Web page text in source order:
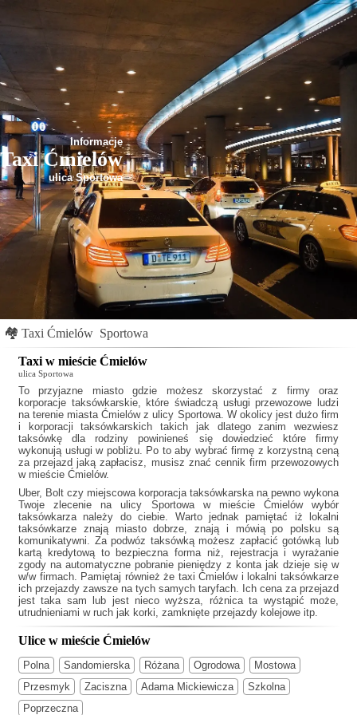
Informacje
Taxi Ćmielów
ulica Sportowa
🏘 Taxi Ćmielów Sportowa
Taxi w mieście Ćmielów
ulica Sportowa
To przyjazne miasto gdzie możesz skorzystać z firmy oraz
korporacje taksówkarskie, które świadczą usługi przewozowe ludzi
na terenie miasta Ćmielów z ulicy Sportowa. W okolicy jest dużo firm
i korporacji taksówkarskich takich jak dlatego zanim wezwiesz
taksówkę dla rodziny powinieneś się dowiedzieć które firmy
wykonują usługi w pobliżu. Po to aby wybrać firmę z korzystną ceną
za przejazd jaką zapłacisz, musisz znać cennik firm przewozowych
w mieście Ćmielów.
Uber, Bolt czy miejscowa korporacja taksówkarska na pewno wykona
Twoje zlecenie na ulicy Sportowa w mieście Ćmielów wybór
taksówkarza należy do ciebie. Warto jednak pamiętać iż lokalni
taksówkarze znają miasto dobrze, znają i mówią po polsku są
komunikatywni. Za podwóz taksówką możesz zapłacić gotówką lub
kartą kredytową to bezpieczna forma niż, rejestracja i wyrażanie
zgody na automatyczne pobranie pieniędzy z konta jak dzieje się w
w/w firmach. Pamiętaj również że taxi Ćmielówi lokalni taksówkarze
ich przejazdy zawsze na tych samych taryfach. Ich cena za przejazd
jest taka sam lub jest nieco wyższa, różnica ta wystąpić może,
utrudnieniami w ruch jak korki, zamknięte przejazdy kolejowe itp.
Ulice w mieście Ćmielów
Polna Sandomierska Różana Ogrodowa
Mostowa
Przesmyk
Zaciszna Adama Mickiewicza
Szkolna
Poprzeczna